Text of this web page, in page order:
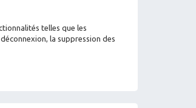
telles que les
la suppression des